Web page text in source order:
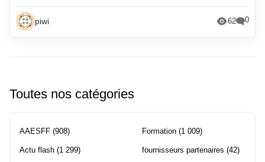
piwi 62 0
Toutes nos catégories
AAESFF (908)
Actu flash (1 299)
Formation (1 009)
fournisseurs partenaires (42)